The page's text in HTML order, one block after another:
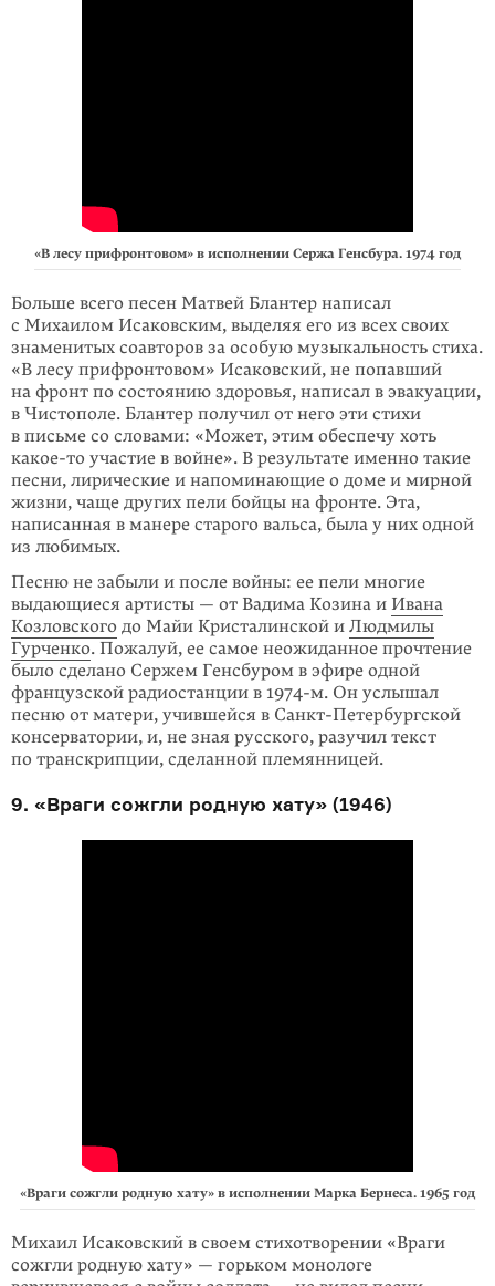
«В лесу прифронтовом» в исполнении Сержа Генсбура. 1974 год
Больше всего песен Матвей Блантер написал
с Михаилом Исаковским, выделяя его из всех своих
знаменитых соавторов за особую музыкальность стиха.
«В лесу прифронто­вом» Исаковский, не попавший
на фронт по состоянию здоровья, написал в эвакуации,
в Чистополе. Блантер получил от него эти стихи
в письме со словами: «Может, этим обеспечу хоть
какое-то участие в войне». В результате именно такие
песни, лириче­ские и напоминающие о доме и мирной
жизни, чаще других пели бойцы на фронте. Эта,
написанная в манере старого вальса, была у них одной
из любимых.
Песню не забыли и после войны: ее пели многие
выдающиеся артисты — от Вадима Козина и Ивана
Козловского до Майи Кристалинской и Людмилы
Гурченко. Пожалуй, ее самое неожиданное прочтение
было сделано Сержем Генсбуром в эфире одной
французской радиостанции в 1974-м. Он услышал
песню от матери, учившейся в Санкт-Петербургской
консерватории, и, не зная русского, разучил текст
по транскрип­ции, сделанной племянницей.
9. «Враги сожгли родную хату» (1946)
«Враги сожгли родную хату» в исполнении Марка Бернеса. 1965 год
Михаил Исаковский в своем стихотворении «Враги
сожгли родную хату» — горьком монологе